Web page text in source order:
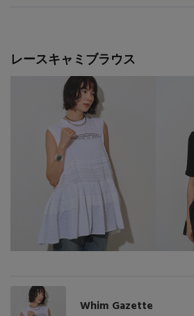
レースキャミブラウス
Whim Gazette